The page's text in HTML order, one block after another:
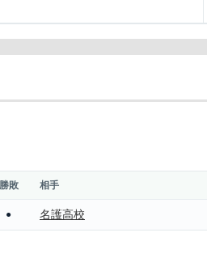
勝敗 相手
● 名護高校